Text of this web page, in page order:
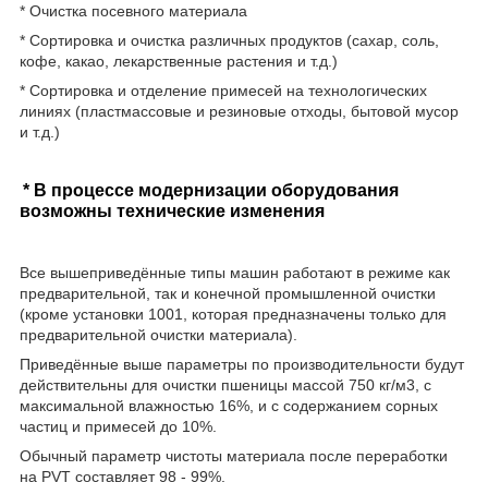
* Очистка посевного материала
* Сортировка и очистка различных продуктов (сахар, соль,
кофе, какао, лекарственные растения и т.д.)
* Сортировка и отделение примесей на технологических
линиях (пластмассовые и резиновые отходы, бытовой мусор
и т.д.)
* В процессе модернизации оборудования
возможны технические изменения
Все вышеприведённые типы машин работают в режиме как
предварительной, так и конечной промышленной очистки
(кроме установки 1001, которая предназначены только для
предварительной очистки материала).
Приведённые выше параметры по производительности будут
действительны для очистки пшеницы массой 750 кг/м3, с
максимальной влажностью 16%, и с содержанием сорных
частиц и примесей до 10%.
Обычный параметр чистоты материала после переработки
на PVT составляет 98 - 99%.